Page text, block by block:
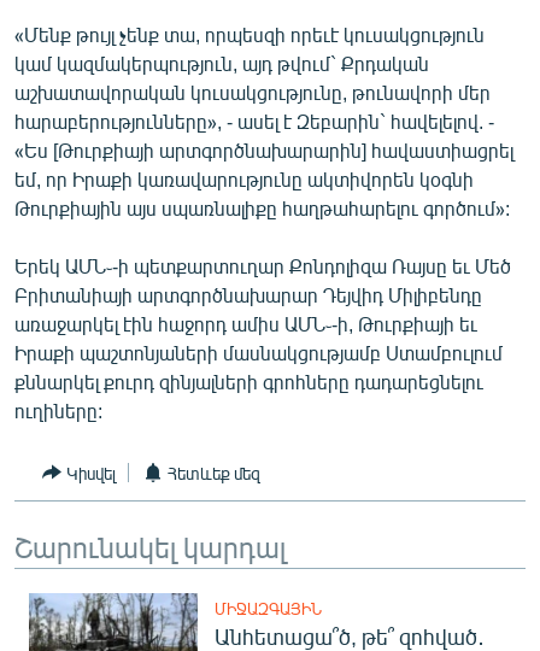
Հայերեն
English
Русский
ՀԵՏԵՎԵՔ ՄԵԶ
«Ազատության» բոլոր կայքերը
«Մենք թույլ չենք տա, որպեսզի որեւէ կուսակցություն
կամ կազմակերպություն, այդ թվում` Քրդական
աշխատավորական կուսակցությունը, թունավորի մեր
հարաբերությունները», - ասել է Զեբարին` հավելելով. -
«Ես [Թուրքիայի արտգործնախարարին] հավաստիացրել
եմ, որ Իրաքի կառավարությունը ակտիվորեն կօգնի
Թուրքիային այս սպառնալիքը հաղթահարելու գործում»:
Երեկ ԱՄՆ֊-ի պետքարտուղար Քոնդոլիզա Ռայսը եւ Մեծ
Բրիտանիայի արտգործնախարար Դեյվիդ Միլիբենդը
առաջարկել էին հաջորդ ամիս ԱՄՆ֊-ի, Թուրքիայի եւ
Իրաքի պաշտոնյաների մասնակցությամբ Ստամբուլում
քննարկել քուրդ զինյալների գրոհները դադարեցնելու
ուղիները:
Կիսվել Հետևեք մեզ
Շարունակել կարդալ
ՄԻՋԱԶԳԱՅԻՆ
Անհետացա՞ծ, թե՞ զոհված․